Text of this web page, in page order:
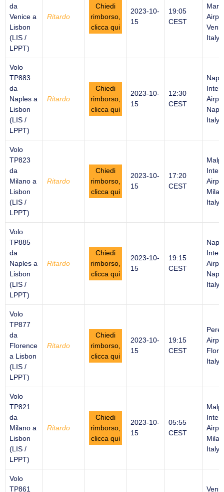
da
Venice a
Lisbon
(LIS /
LPPT)
Ritardo
Chiedi
rimborso,
clicca qui
2023-10-
15
19:05
CEST
Italy
Volo
TP883
da
Naples a
Lisbon
(LIS /
LPPT)
Ritardo
Chiedi
rimborso,
clicca qui
2023-10-
15
12:30
CEST
Italy
Volo
TP823
da
Milano a
Lisbon
(LIS /
LPPT)
Ritardo
Chiedi
rimborso,
clicca qui
2023-10-
15
17:20
CEST
Italy
Volo
TP885
da
Naples a
Lisbon
(LIS /
LPPT)
Ritardo
Chiedi
rimborso,
clicca qui
2023-10-
15
19:15
CEST
Italy
Volo
TP877
da
Florence
a Lisbon
(LIS /
LPPT)
Ritardo
Chiedi
rimborso,
clicca qui
2023-10-
15
19:15
CEST
Italy
Volo
TP821
da
Milano a
Lisbon
(LIS /
LPPT)
Ritardo
Chiedi
rimborso,
clicca qui
2023-10-
15
05:55
CEST
Italy
Volo
TP861